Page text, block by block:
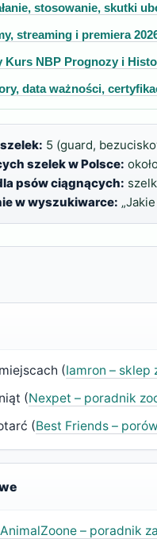
stosowanie, skutki
streaming i premiera
Kurs NBP Prognozy i
data ważności,
5 (guard,
szelek w Polsce:
psów ciągnących:
w wyszukiwarce:
(Iamron – sklep
(Nexpet – poradnik
(Best Friends –
AnimalZoone – poradnik